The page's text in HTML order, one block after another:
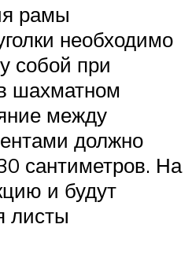
рамы
необходимо
собой при
шахматном
между
должно
сантиметров. На
и будут
листы